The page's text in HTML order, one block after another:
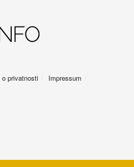
o privatnosti
Impressum